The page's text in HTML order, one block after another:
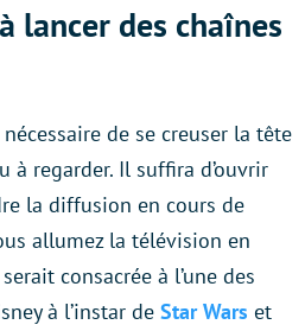
lancer des chaînes
de se creuser la tête
à regarder. Il suffira d’ouvrir
la diffusion en cours de
allumez la télévision en
consacrée à l’une des
à l’instar de Star Wars et